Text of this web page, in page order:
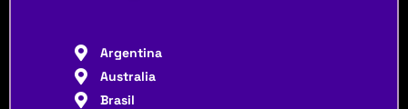
Argentina
Australia
Brasil